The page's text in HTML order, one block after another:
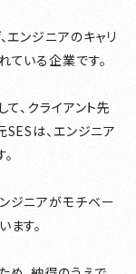
ンジニアのキャリ
ている企業です。
、クライアント先
は、エンジニア
ンジニアがモチベー
す。